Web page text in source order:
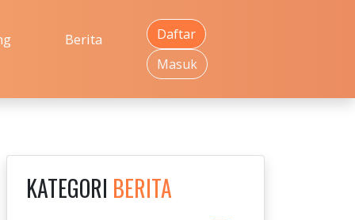
Berita
Daftar
Masuk
KATEGORI BERITA